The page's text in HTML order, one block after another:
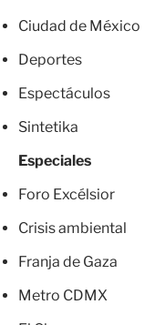
Ciudad de México
Deportes
Espectáculos
Sintetika
Especiales
Foro Excélsior
Crisis ambiental
Franja de Gaza
Metro CDMX